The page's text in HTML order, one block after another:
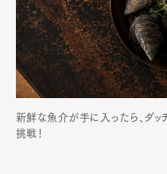
Official
新鮮な魚介が手に入ったら、ダッ
挑戦！